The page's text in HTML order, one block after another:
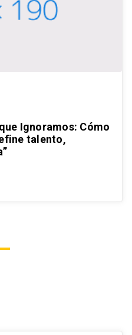
Ignoramos: Cómo
talento,